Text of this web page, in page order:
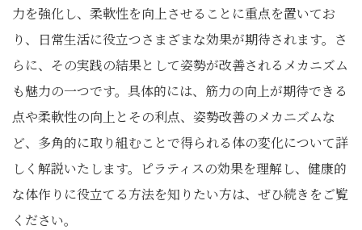
力を強化し、柔軟性を向上させることに重点を置いてお
り、日常生活に役立つさまざまな効果が期待されます。さ
らに、その実践の結果として姿勢が改善されるメカニズム
も魅力の一つです。具体的には、筋力の向上が期待できる
点や柔軟性の向上とその利点、姿勢改善のメカニズムな
ど、多角的に取り組むことで得られる体の変化について詳
しく解説いたします。ピラティスの効果を理解し、健康的
な体作りに役立てる方法を知りたい方は、ぜひ続きをご覧
ください。